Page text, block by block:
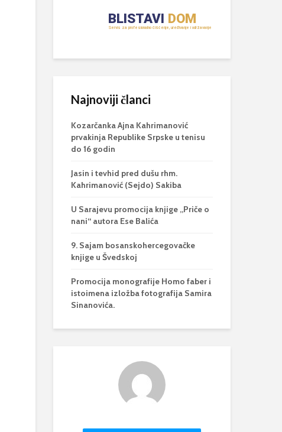
Najnoviji članci
Kozarčanka Ajna Kahrimanović
prvakinja Republike Srpske u tenisu
do 16 godin
Jasin i tevhid pred dušu rhm.
Kahrimanović (Sejdo) Sakiba
U Sarajevu promocija knjige „Priče o
nani“ autora Ese Balića
9. Sajam bosanskohercegovačke
knjige u Švedskoj
Promocija monografije Homo faber i
istoimena izložba fotografija Samira
Sinanovića.